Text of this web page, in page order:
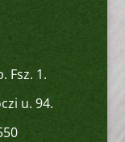
Fsz. 1.
u. 94.